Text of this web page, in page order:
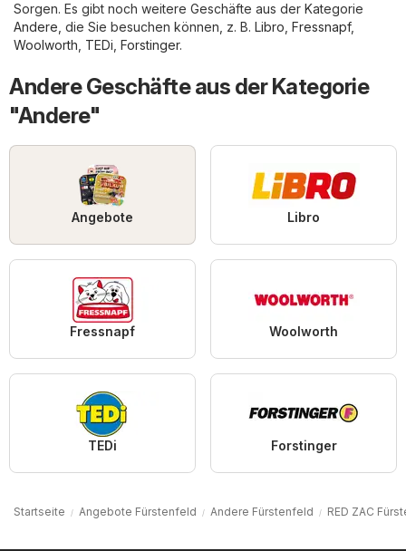
Sorgen. Es gibt noch weitere Geschäfte aus der Kategorie
Andere , die Sie besuchen können, z. B. Libro Fressnapf,
Woolworth TEDi Forstinger.
Andere Geschäfte aus der Kategorie
"Andere"
Angebote Libro
Fressnapf Woolworth
TEDi Forstinger
Startseite Angebote Fürstenfeld Andere Fürstenfeld RED ZAC